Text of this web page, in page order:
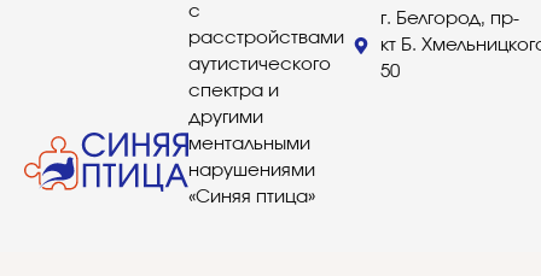
с
расстройствами
аутистического
спектра и
другими
ментальными
нарушениями
«Синяя птица»
г. Белгород, пр-
кт Б.
50